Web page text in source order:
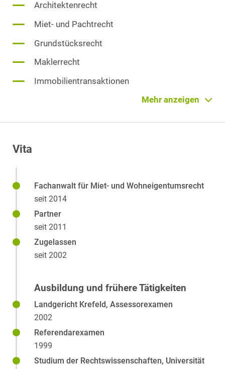
Architektenrecht
Miet- und Pachtrecht
Grundstücksrecht
Maklerrecht
Immobilientransaktionen
Property Management
Privates Baurecht
Mehr anzeigen
Vita
Fachanwalt für Miet- und Wohneigentumsrecht
seit 2014
Partner
seit 2011
Zugelassen
seit 2002
Ausbildung und frühere Tätigkeiten
Landgericht Krefeld, Assessorexamen
2002
Referendarexamen
1999
Studium der Rechtswissenschaften, Universität